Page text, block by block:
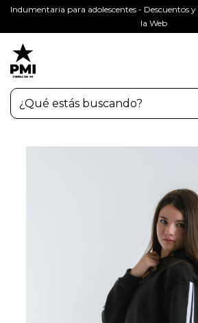
Indumentaria para adolescentes - Descuentos y
la Web